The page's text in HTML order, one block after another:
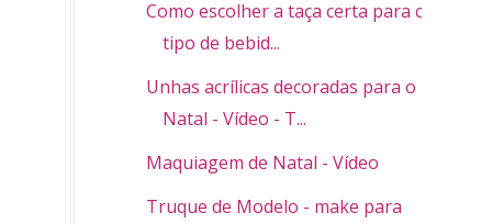
Como escolher a taça certa para cada
tipo de bebid...
Unhas acrílicas decoradas para o
Natal - Vídeo - T...
Maquiagem de Natal - Vídeo
Truque de Modelo - make para